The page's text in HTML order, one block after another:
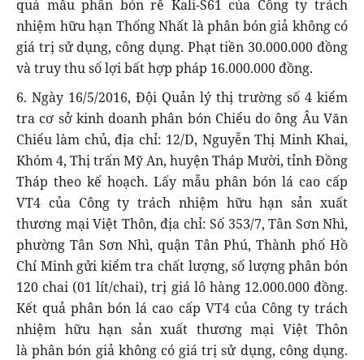
quả mẫu phân bón rễ Kali-S61 của Công ty trách
nhiệm hữu hạn Thống Nhất là phân bón giả không có
giá trị sử dụng, công dụng. Phạt tiền 30.000.000 đồng
và truy thu số lợi bất hợp pháp 16.000.000 đồng.
6. Ngày 16/5/2016, Đội Quản lý thị trường số 4 kiểm
tra cơ sở kinh doanh phân bón Chiểu do ông Âu Văn
Chiểu làm chủ, địa chỉ: 12/D, Nguyễn Thị Minh Khai,
Khóm 4, Thị trấn Mỹ An, huyện Tháp Mười, tỉnh Đồng
Tháp theo kế hoạch. Lấy mẫu phân bón lá cao cấp
VT4 của Công ty trách nhiệm hữu hạn sản xuất
thương mại Việt Thôn, địa chỉ: Số 353/7, Tân Sơn Nhì,
phường Tân Sơn Nhì, quận Tân Phú, Thành phố Hồ
Chí Minh gửi kiểm tra chất lượng, số lượng phân bón
120 chai (01 lít/chai), trị giá lô hàng 12.000.000 đồng.
Kết quả phân bón lá cao cấp VT4 của Công ty trách
nhiệm hữu hạn sản xuất thương mại Việt Thôn
là phân bón giả không có giá trị sử dụng, công dụng.